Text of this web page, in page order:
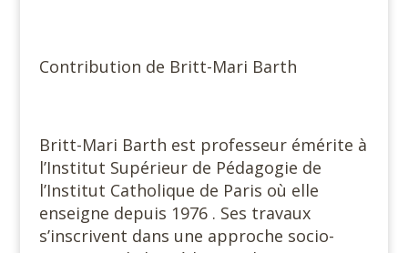
Contribution de Britt-Mari Barth
Britt-Mari Barth est professeur émérite à
l’Institut Supérieur de Pédagogie de
l’Institut Catholique de Paris où elle
enseigne depuis 1976 . Ses travaux
s’inscrivent dans une approche socio-